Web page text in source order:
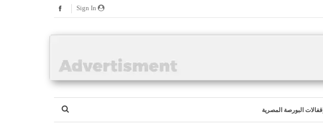
إقفالات البورصة المصرية